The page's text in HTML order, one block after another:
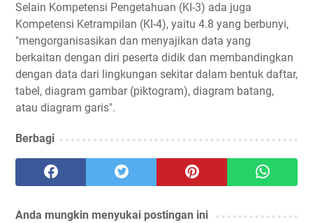
Selain Kompetensi Pengetahuan (KI-3) ada juga
Kompetensi Ketrampilan (KI-4), yaitu 4.8 yang berbunyi,
"mengorganisasikan dan menyajikan data yang
berkaitan dengan diri peserta didik dan membandingkan
dengan data dari lingkungan sekitar dalam bentuk daftar,
tabel, diagram gambar (piktogram), diagram batang,
atau diagram garis".
Berbagi
Anda mungkin menyukai postingan ini